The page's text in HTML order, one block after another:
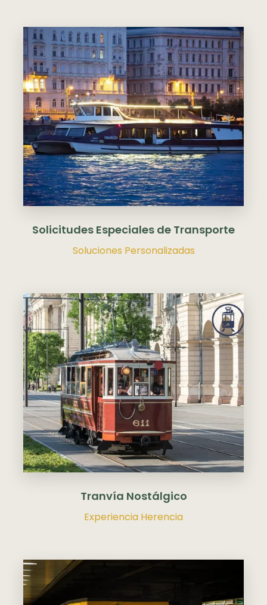
Solicitudes Especiales de Transporte
Soluciones Personalizadas
Tranvía Nostálgico
Experiencia Herencia